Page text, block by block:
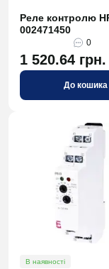
Реле контролю
002471450
0
1 520.64 грн.
До кошика
В наявності